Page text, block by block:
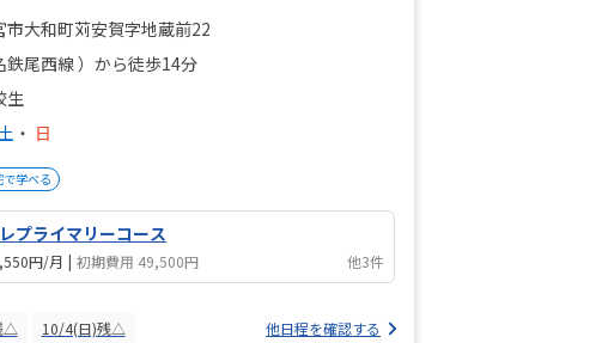
市大和町苅安賀字地蔵前22
鉄尾西線 ）から徒歩14分
生
土 ・ 日
学べる
プライマリーコース
円/月 | 初期費用 49,500円 他3件
△ 10/4(日)残△ 他日程を確認する